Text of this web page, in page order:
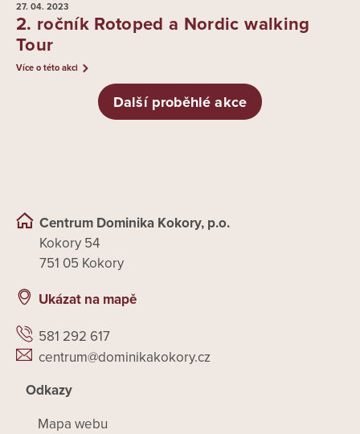
27. 04. 2023
2. ročník Rotoped a Nordic walking
Tour
Více o této akci
Další proběhlé akce
Centrum Dominika Kokory, p.o.
Kokory 54
751 05 Kokory
Ukázat na mapě
581 292 617
centrum@dominikakokory.cz
Odkazy
Mapa webu